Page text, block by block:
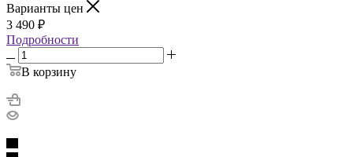
Варианты цен
3 490 ₽
Подробности
В корзину